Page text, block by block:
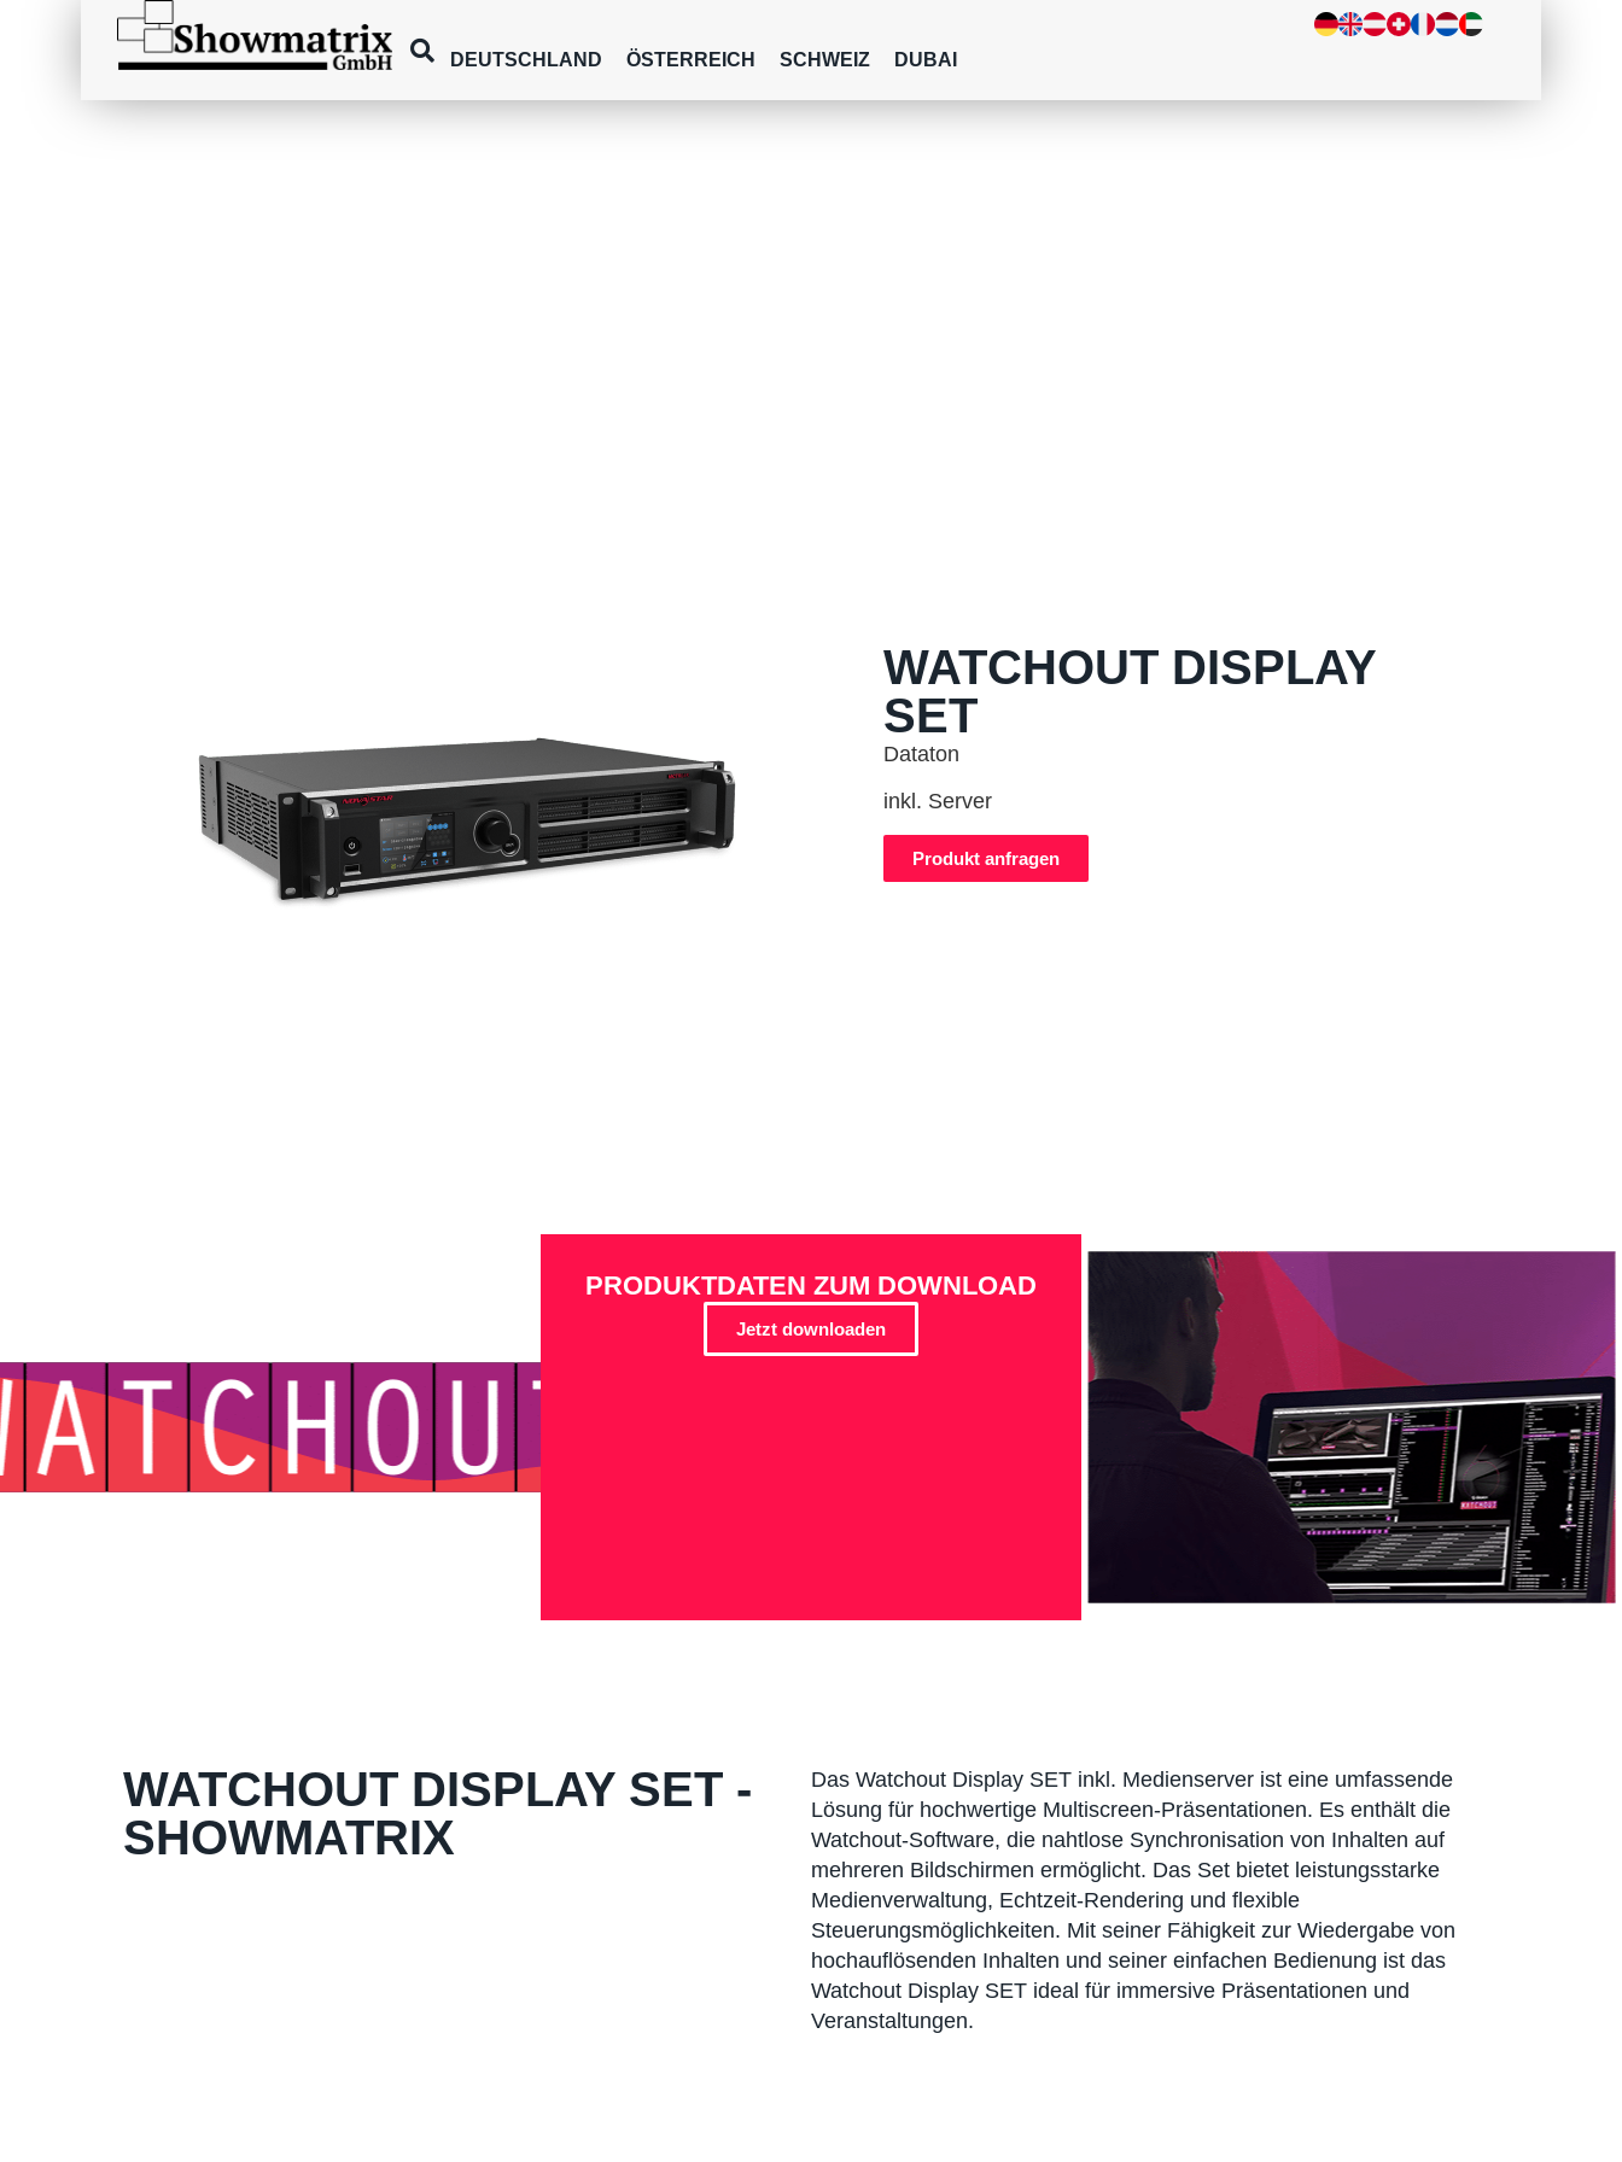
DEUTSCHLAND ÖSTERREICH SCHWEIZ DUBAI
WATCHOUT DISPLAY
SET
Dataton
inkl. Server
Produkt anfragen
PRODUKTDATEN ZUM DOWNLOAD
Jetzt downloaden
WATCHOUT DISPLAY SET -
SHOWMATRIX
Das Watchout Display SET inkl. Medienserver ist eine umfassende
Lösung für hochwertige Multiscreen-Präsentationen. Es enthält die
Watchout-Software, die nahtlose Synchronisation von Inhalten auf
mehreren Bildschirmen ermöglicht. Das Set bietet leistungsstarke
Medienverwaltung, Echtzeit-Rendering und flexible
Steuerungsmöglichkeiten. Mit seiner Fähigkeit zur Wiedergabe von
hochauflösenden Inhalten und seiner einfachen Bedienung ist das
Watchout Display SET ideal für immersive Präsentationen und
Veranstaltungen.